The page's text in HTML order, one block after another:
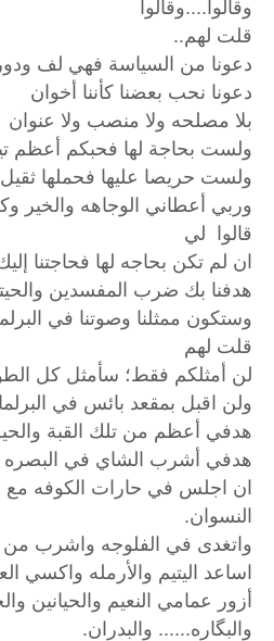
قلت لهم..
دعونا من السياسة فهي لف
دعونا نحب بعضنا كأننا أخوان
بلا مصلحه ولا منصب ولا عنوان
ولست بحاجة لها فحبكم أعظم
ولست حريصا عليها فحملها
وربي أعطاني الوجاهه والخير
قالوا لي
ان لم تكن بحاجه لها فحاجتنا
هدفنا بك ضرب المفسدين
وستكون ممثلنا وصوتنا في
قلت لهم
لن أمثلكم فقط؛ سأمثل كل
ولن اقبل بمقعد بائس في
هدفي أعظم من تلك القبة
هدفي أشرب الشاي في
ان اجلس في حارات الكوفه مع
النسوان.
واتغدى في الفلوجه واشرب من
اساعد اليتيم والأرمله واكسي
أزور عمامي النعيم والحيانين
والبگاره...... والبدران.